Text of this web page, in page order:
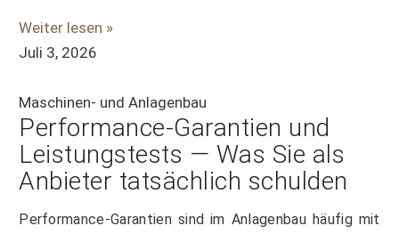
Weiter lesen »
Juli 3, 2026
Maschinen- und Anlagenbau
Performance-Garantien und
Leistungstests — Was Sie als
Anbieter tatsächlich schulden
Performance-Garantien sind im Anlagenbau häufig mit